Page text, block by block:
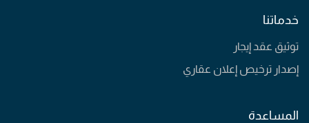
خدماتنا
توثيق عقد إيجار
إصدار ترخيص إعلان عقاري
المساعدة